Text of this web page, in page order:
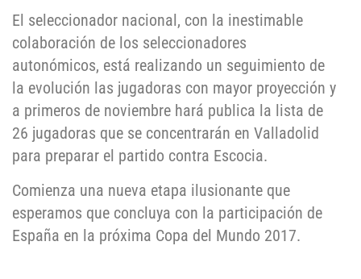
El seleccionador nacional, con la inestimable
colaboración de los seleccionadores
autonómicos, está realizando un seguimiento de
la evolución las jugadoras con mayor proyección y
a primeros de noviembre hará publica la lista de
26 jugadoras que se concentrarán en Valladolid
para preparar el partido contra Escocia.
Comienza una nueva etapa ilusionante que
esperamos que concluya con la participación de
España en la próxima Copa del Mundo 2017.